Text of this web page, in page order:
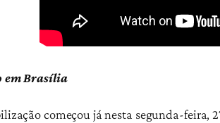
em Brasília
começou já nesta segunda-feira,